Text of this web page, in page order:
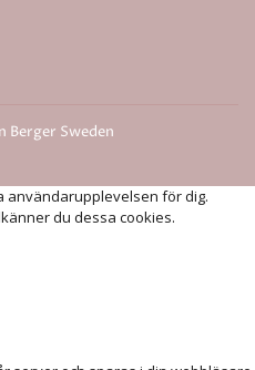
Berger Sweden
användarupplevelsen för dig.
du dessa cookies.